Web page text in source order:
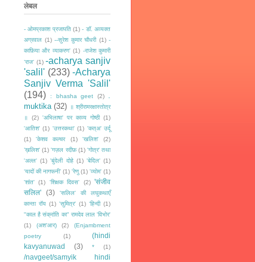
लेबल
- ओमप्रकाश प्रजापति (1) - डॉ. अव्यक्त
अग्रवाल (1) --सुरेश कुमार चौधरी (1) -
काफ़िया और व्याकरण' (1) -राजेश कुमारी
‘राज‘ (1) -acharya sanjiv
'salil' (233) -Acharya
Sanjiv Verma 'Salil'
(194)
: bhasha geet (2)
muktika (32)
॥ श्रीरामरक्षास्तोत्र
॥
(2) 'अभिलाषा' पर काव्य गोष्ठी (1)
'आतिश' (1) 'उत्तरकथा' (1) 'कत्अ' उर्दू
(1)
'केशव कल्चर (1) 'खलिश'
(2)
’ख़लिश' (1) 'गज़ल रदीफ़ (1) 'गोत्र' तथा
'अल्ल' (1) 'बुंदेली दोहे (1) 'बेदिल' (1)
‘यादों की नागफनी’ (1) 'रेणु (1) 'व्योम' (1)
'शांत' (1) 'शिक्षक दिवस' (2) 'संजीव
सलिल'
(3)
'सलिल' की लघुकथाएँ
कान्ता रॉय (1) 'सुमित्र' (1) ‘हिन्दी (1)
"काल है संक्रांति का" रामदेव लाल 'विभोर'
(1)
(अश'आर) (2)
(Enjambment
poetry
(1)
(hindi
kavyanuwad
(3) * (1)
/navgeet/samyik hindi